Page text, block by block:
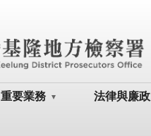
重要業務 法律與廉政